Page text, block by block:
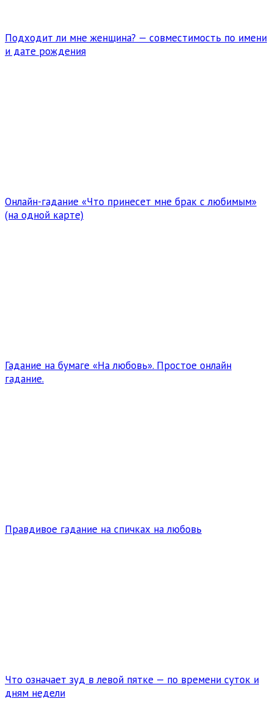
Подходит ли мне женщина? — совместимость по имени
и дате рождения
Онлайн-гадание «Что принесет мне брак с любимым»
(на одной карте)
Гадание на бумаге «На любовь». Простое онлайн
гадание.
Правдивое гадание на спичках на любовь
Что означает зуд в левой пятке — по времени суток и
дням недели